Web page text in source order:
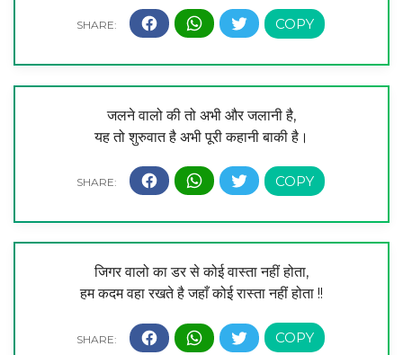
जलने वालो की तो अभी और जलानी है,
यह तो शुरुवात है अभी पूरी कहानी बाकी है।
जिगर वालो का डर से कोई वास्ता नहीं होता,
हम कदम वहा रखते है जहाँ कोई रास्ता नहीं होता !!